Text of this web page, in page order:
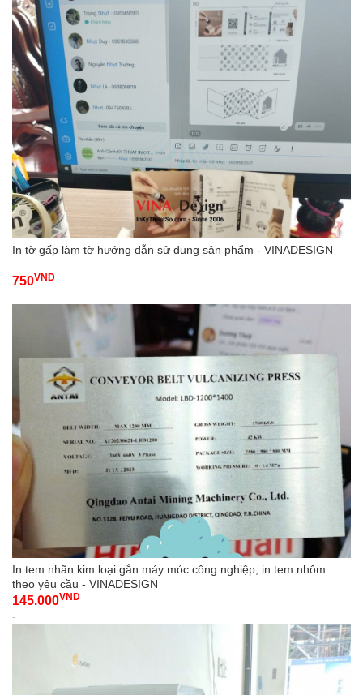
In tờ gấp làm tờ hướng dẫn sử dụng sản phẩm - VINADESIGN
750VND
-
In tem nhãn kim loại gắn máy móc công nghiệp, in tem nhôm
theo yêu cầu - VINADESIGN
145.000VND
-